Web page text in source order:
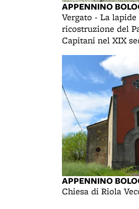
APPENNINO
Vergato - La
ricostruzione del
Capitani nel XIX
APPENNINO
Chiesa di Riola